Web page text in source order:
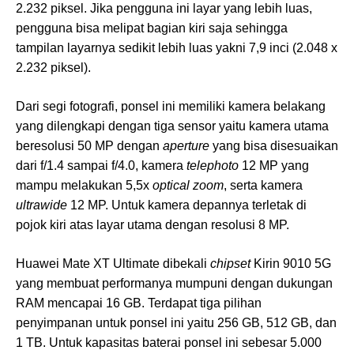
2.232 piksel. Jika pengguna ini layar yang lebih luas,
pengguna bisa melipat bagian kiri saja sehingga
tampilan layarnya sedikit lebih luas yakni 7,9 inci (2.048 x
2.232 piksel).
Dari segi fotografi, ponsel ini memiliki kamera belakang
yang dilengkapi dengan tiga sensor yaitu kamera utama
beresolusi 50 MP dengan aperture yang bisa disesuaikan
dari f/1.4 sampai f/4.0, kamera telephoto 12 MP yang
mampu melakukan 5,5x optical zoom, serta kamera
ultrawide 12 MP. Untuk kamera depannya terletak di
pojok kiri atas layar utama dengan resolusi 8 MP.
Huawei Mate XT Ultimate dibekali chipset Kirin 9010 5G
yang membuat performanya mumpuni dengan dukungan
RAM mencapai 16 GB. Terdapat tiga pilihan
penyimpanan untuk ponsel ini yaitu 256 GB, 512 GB, dan
1 TB. Untuk kapasitas baterai ponsel ini sebesar 5.000